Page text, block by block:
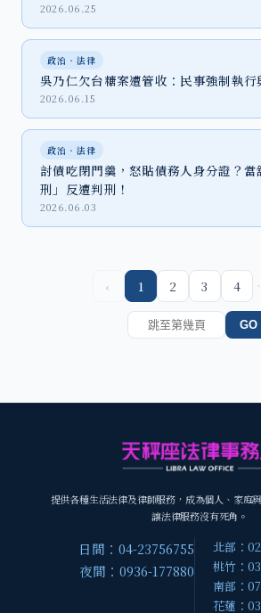
2026.06.25
政治‧法律
吳乃仁欠台糖案遭管收：民事強制執行
2026.06.15
政治‧法律
討債吃閉門羹，怒貼債務人身分證？當
刑」反遭判刑！
2026.06.03
‹ 1 2 3 4
GO
提供各種生活法律及律師服務，成為個人、家庭
讓法律服務沒有死角。
日間：04-23756755
夜間：0936-177880
北部：
桃竹：
南部：
花蓮：